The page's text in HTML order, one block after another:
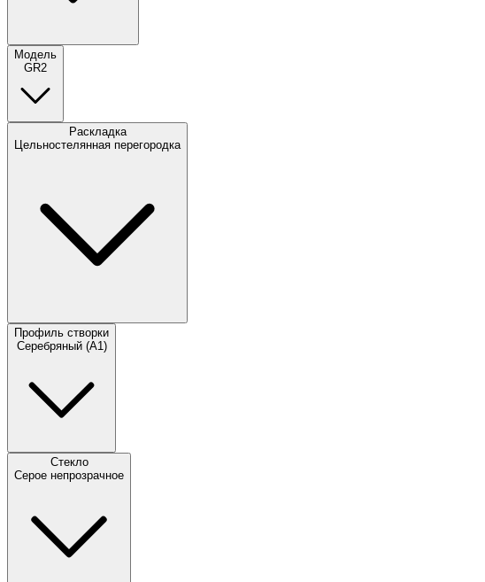
Модель
GR2
Раскладка
Цельностелянная перегородка
Профиль створки
Серебряный (A1)
Стекло
Серое непрозрачное